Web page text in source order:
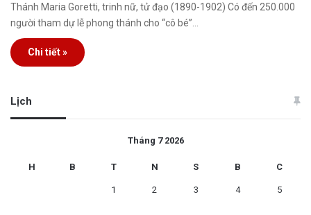
Thánh Maria Goretti, trinh nữ, tử đạo (1890-1902) Có đến 250.000
người tham dự lễ phong thánh cho “cô bé”…
Chi tiết »
Lịch
Tháng 7 2026
H B T N S B C
1 2 3 4 5